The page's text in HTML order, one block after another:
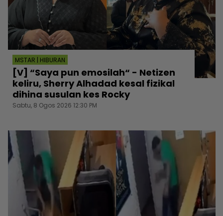
MSTAR | HIBURAN
[V] “Saya pun emosilah“ - Netizen
keliru, Sherry Alhadad kesal fizikal
dihina susulan kes Rocky
Sabtu, 8 Ogos 2026 12:30 PM